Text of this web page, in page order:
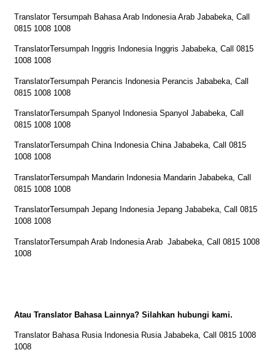
Translator Tersumpah Bahasa Arab Indonesia Arab Jababeka, Call
0815 1008 1008
TranslatorTersumpah Inggris Indonesia Inggris Jababeka, Call 0815
1008 1008
TranslatorTersumpah Perancis Indonesia Perancis Jababeka, Call
0815 1008 1008
TranslatorTersumpah Spanyol Indonesia Spanyol Jababeka, Call
0815 1008 1008
TranslatorTersumpah China Indonesia China Jababeka, Call 0815
1008 1008
TranslatorTersumpah Mandarin Indonesia Mandarin Jababeka, Call
0815 1008 1008
TranslatorTersumpah Jepang Indonesia Jepang Jababeka, Call 0815
1008 1008
TranslatorTersumpah Arab Indonesia Arab Jababeka, Call 0815 1008
1008
Atau Translator Bahasa Lainnya? Silahkan hubungi kami.
Translator Bahasa Rusia Indonesia Rusia Jababeka, Call 0815 1008
1008